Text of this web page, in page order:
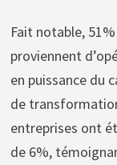
Fait notable,
proviennent
en puissance du
de
entreprises ont
de 6%,